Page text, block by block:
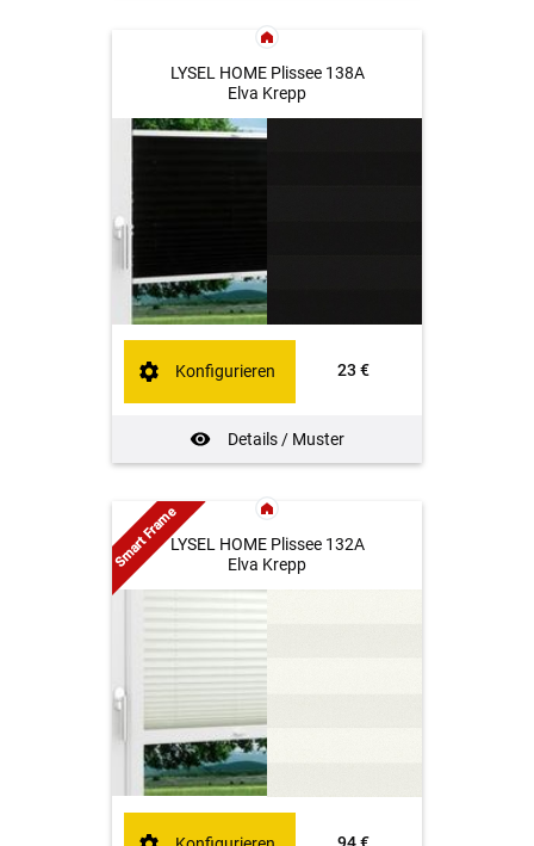
LYSEL HOME Plissee 138A
Elva Krepp
23 €
Details / Muster
Konfigurieren
LYSEL HOME Plissee 132A
Elva Krepp
94 €
Smart Frame